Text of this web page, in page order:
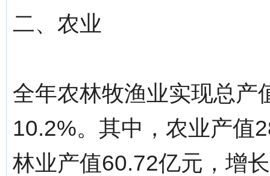
二、农业
全年农林牧渔业实现总产
10.2%。其中，农业产值
林业产值60.72亿元，增